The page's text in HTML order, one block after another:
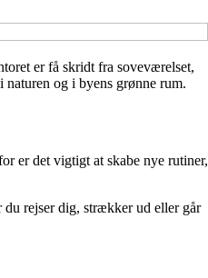
er få skridt fra soveværelset,
og i byens grønne rum.
er det vigtigt at skabe nye rutiner,
du rejser dig, strækker ud eller går